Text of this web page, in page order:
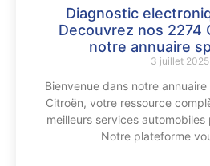
Diagnostic
Decouvrez nos 2274
notre annuaire
3 juillet 2025
Bienvenue dans notre
Citroën, votre ressource
meilleurs services
Notre plateforme